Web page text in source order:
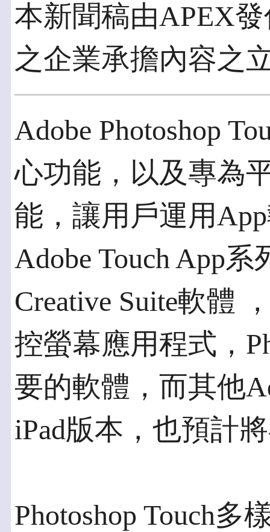
本新聞稿由APEX
之企業承擔內容之
Adobe Photoshop
心功能，以及專為
能，讓用戶運用
Adobe Touch App
Creative Suite軟體
控螢幕應用程式，
要的軟體，而其他
iPad版本，也預計
Photoshop Touch